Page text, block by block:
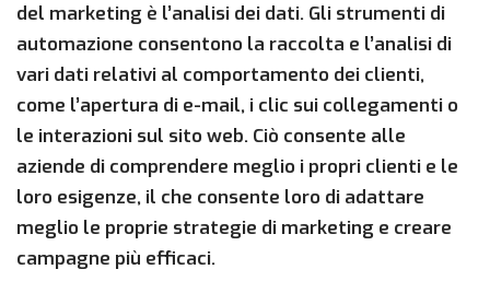
del marketing è l’analisi dei dati. Gli strumenti di
automazione consentono la raccolta e l’analisi di
vari dati relativi al comportamento dei clienti,
come l’apertura di e-mail, i clic sui collegamenti o
le interazioni sul sito web. Ciò consente alle
aziende di comprendere meglio i propri clienti e le
loro esigenze, il che consente loro di adattare
meglio le proprie strategie di marketing e creare
campagne più efficaci.